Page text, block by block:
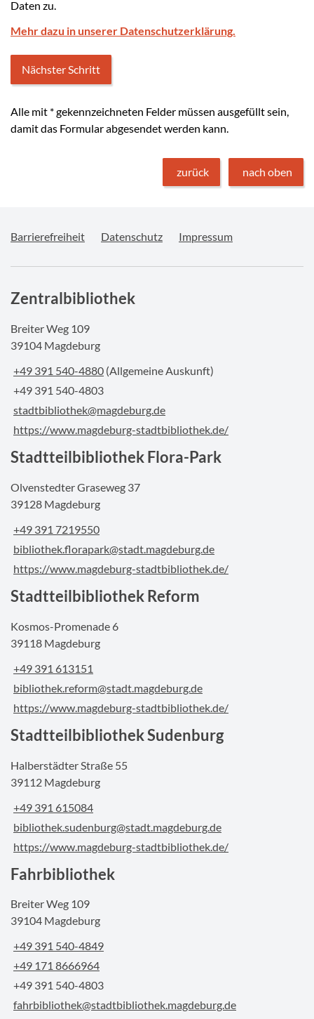
Daten zu.
Mehr dazu in unserer Datenschutzerklärung.
Alle mit *gekennzeichneten Felder müssen ausgefüllt sein,
damit das Formular abgesendet werden kann.
zurück nach oben
Barrierefreiheit Datenschutz Impressum
Zentralbibliothek
Breiter Weg 109
39104 Magdeburg
+49 391 540-4880 (Allgemeine Auskunft)
+49 391 540-4803
stadtbibliothek@magdeburg.de
https://www.magdeburg-stadtbibliothek.de/
Stadtteilbibliothek Flora-Park
Olvenstedter Graseweg 37
39128 Magdeburg
+49 391 7219550
bibliothek.florapark@stadt.magdeburg.de
https://www.magdeburg-stadtbibliothek.de/
Stadtteilbibliothek Reform
Kosmos-Promenade 6
39118 Magdeburg
+49 391 613151
bibliothek.reform@stadt.magdeburg.de
https://www.magdeburg-stadtbibliothek.de/
Stadtteilbibliothek Sudenburg
Halberstädter Straße 55
39112 Magdeburg
+49 391 615084
bibliothek.sudenburg@stadt.magdeburg.de
https://www.magdeburg-stadtbibliothek.de/
Fahrbibliothek
Breiter Weg 109
39104 Magdeburg
+49 391 540-4849
+49 171 8666964
+49 391 540-4803
fahrbibliothek@stadtbibliothek.magdeburg.de